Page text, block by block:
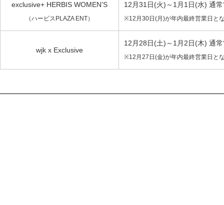
exclusive+ HERBIS WOMEN’S
（ハービスPLAZA ENT）
12月31日(火)～1月1日(水) 通
※12月30日(月)が年内最終営業日と
wjk x Exclusive
12月28日(土)～1月2日(木) 通
※12月27日(金)が年内最終営業日と